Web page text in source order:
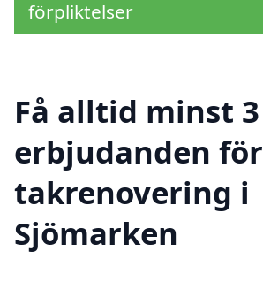
förpliktelser
Få alltid minst 3
erbjudanden för
takrenovering i
Sjömarken